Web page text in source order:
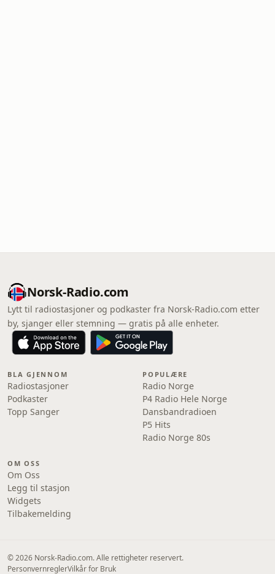
Norsk-Radio.com
Lytt til radiostasjoner og podkaster fra Norsk-Radio.com etter
by, sjanger eller stemning — gratis på alle enheter.
BLA GJENNOM
Radiostasjoner
Podkaster
Topp Sanger
POPULÆRE
Radio Norge
P4 Radio Hele Norge
Dansbandradioen
P5 Hits
Radio Norge 80s
OM OSS
Om Oss
Legg til stasjon
Widgets
Tilbakemelding
© 2026 Norsk-Radio.com. Alle rettigheter reservert.
PersonvernreglerVilkår for Bruk